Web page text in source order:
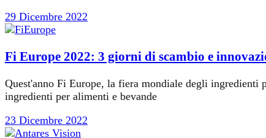
29 Dicembre 2022
Fi Europe 2022: 3 giorni di scambio e
Quest'anno Fi Europe, la fiera mondiale degli
ingredienti per alimenti e bevande
23 Dicembre 2022